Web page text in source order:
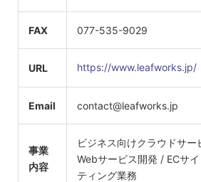
FAX 077-535-9029
URL https://www.leafworks.jp/
Email contact@leafworks.jp
事業
内容
ビジネス向けクラウドサー
Webサービス開発 / ECサ
ティング業務